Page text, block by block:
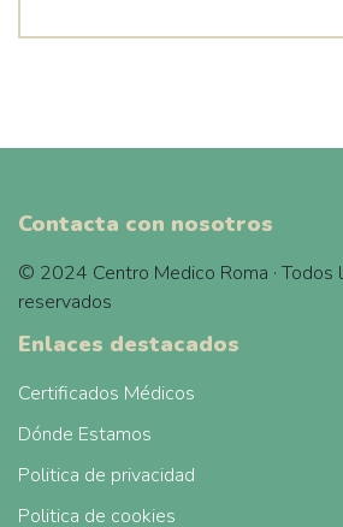
Contacta con nosotros
© 2024 Centro Medico Roma · Todos
reservados
Enlaces destacados
Certificados Médicos
Dónde Estamos
Politica de privacidad
Politica de cookies